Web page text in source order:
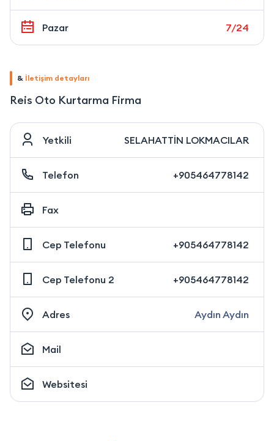
Pazar 7/24
& İletişim detayları
Reis Oto Kurtarma Firma
Yetkili SELAHATTİN LOKMACILAR
Telefon +905464778142
Fax
Cep Telefonu +905464778142
Cep Telefonu 2 +905464778142
Adres Aydın Aydın
Mail
Websitesi